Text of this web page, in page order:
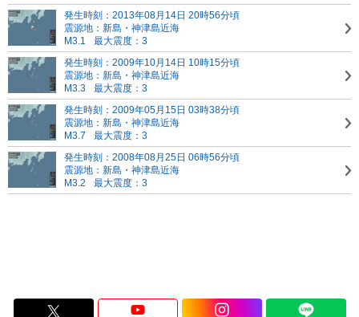
発生時刻：2013年08月14日 20時56分頃
震源地：新島・神津島近海
M3.1
最大震度：3
発生時刻：2009年10月14日 10時15分頃
震源地：新島・神津島近海
M3.3
最大震度：3
発生時刻：2009年05月15日 03時38分頃
震源地：新島・神津島近海
M3.7
最大震度：3
発生時刻：2008年08月25日 06時56分頃
震源地：新島・神津島近海
M3.2
最大震度：3